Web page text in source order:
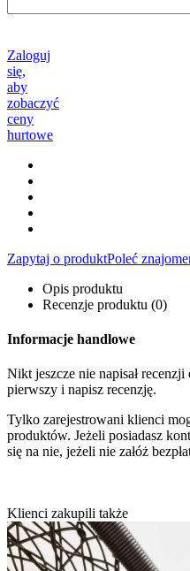
Zaloguj
się,
aby
zobaczyć
ceny
hurtowe
Zapytaj o produktPoleć
Opis produktu
Recenzje produktu (0)
Informacje handlowe
Nikt jeszcze nie napisał
pierwszy i napisz recenzję.
Tylko zarejestrowani klienci
produktów. Jeżeli posiadasz
się na nie, jeżeli nie załóż
Klienci zakupili także